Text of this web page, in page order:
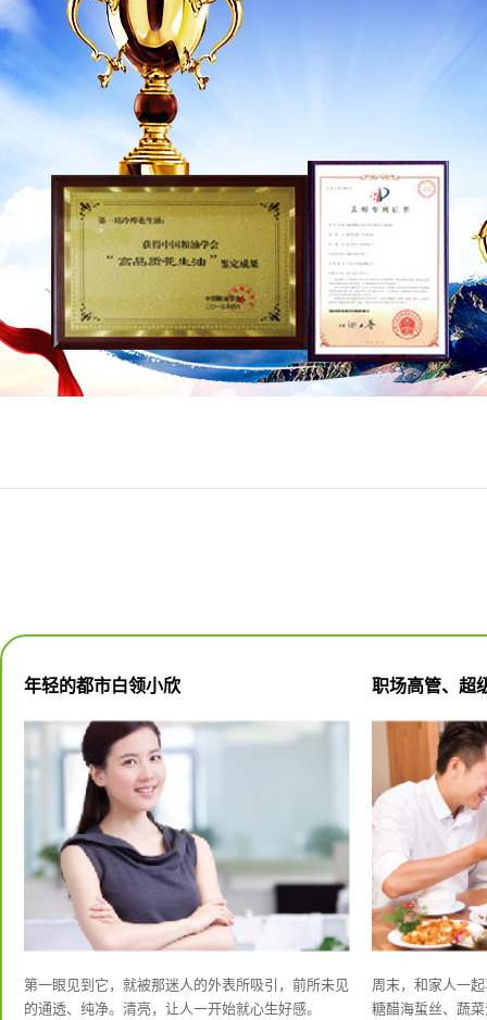
年轻的都市白领小欣
第一眼见到它，就被那迷人的外表所吸引，前所未见
的通透、纯净。清亮，让人一开始就心生好感。
职场高管、超
周末，和家人一
糖醋海蜇丝、蔬